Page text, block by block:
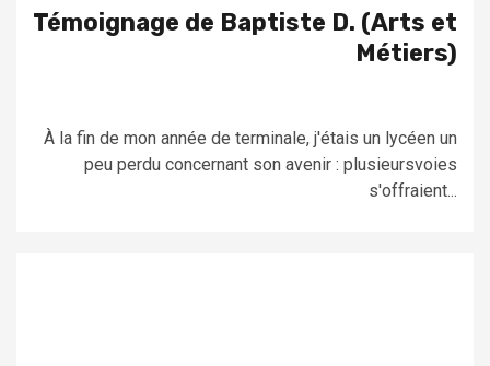
Témoignage de Baptiste D. (Arts et
Métiers)
À la fin de mon année de terminale, j'étais un lycéen un
peu perdu concernant son avenir : plusieursvoies
s'offraient...